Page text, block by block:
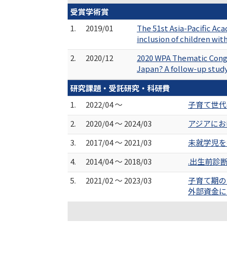
受賞学術賞
1.
2019/01
The 51st Asia-Pacific
inclusion of children
2.
2020/12
2020 WPA Thematic
Japan? A follow-up
研究課題・受託研究・科研費
1.
2022/04 ～
子育て世
2.
2020/04 ～ 2024/03
アジアに
3.
2017/04 ～ 2021/03
未就学児
4.
2014/04 ～ 2018/03
.出生前診
5.
2021/02 ～ 2023/03
子育て期
外部資金